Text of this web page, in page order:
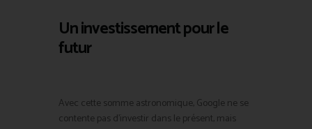
Un investissement pour le
futur
Avec cette somme astronomique, Google ne se
contente pas d’investir dans le présent, mais